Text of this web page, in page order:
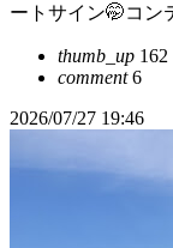
ートサイン🤭コン
thumb_up 162
comment6
2026/07/27 19:46